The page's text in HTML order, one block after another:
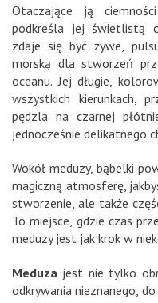
Otaczające ją
podkreśla jej świetlistą
zdaje się być żywe,
morską dla stworzeń
oceanu. Jej długie,
wszystkich kierunkach,
pędzla na czarnej
jednocześnie delikatnego
Wokół meduzy, bąbelki
magiczną atmosferę,
stworzenie, ale także
To miejsce, gdzie czas
meduzy jest jak krok w
Meduza jest nie tylko
odkrywania nieznanego,